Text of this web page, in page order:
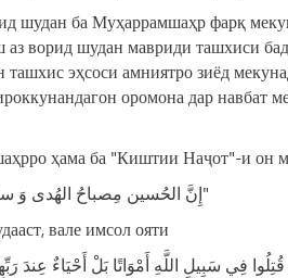
шудан ба Муҳаррамшаҳр фарқ
ворид шудан мавриди ташхиси
ташхис эҳсоси амниятро зиёд
оромона дар навбат
ҳама ба "Киштии Наҷот"-и он
"إِنَّ الحُسین مِصباحُ الهُدی وَ سفینهُ النِّجاه"
вале имсол ояти